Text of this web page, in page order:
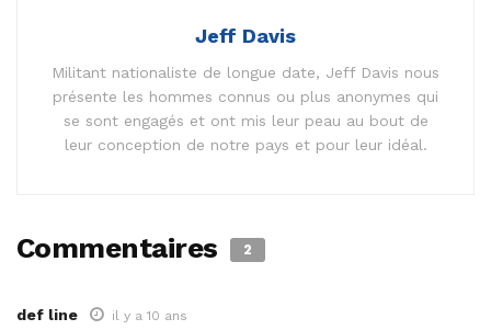
Jeff Davis
Militant nationaliste de longue date, Jeff Davis nous
présente les hommes connus ou plus anonymes qui
se sont engagés et ont mis leur peau au bout de
leur conception de notre pays et pour leur idéal.
Commentaires 2
def line il y a 10 ans